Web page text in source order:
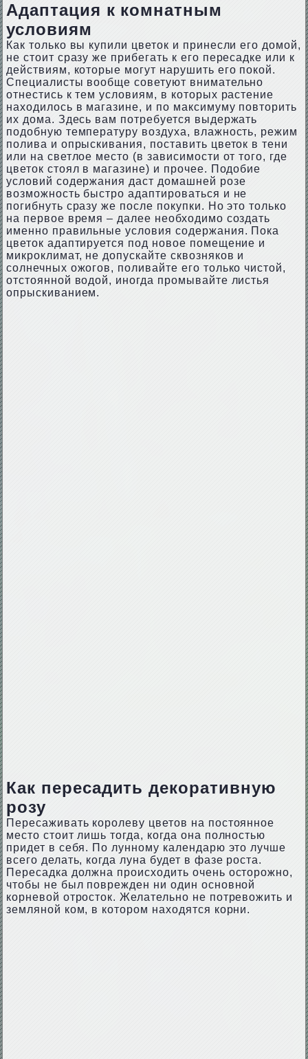
Адаптация к комнатным
условиям
Как только вы купили цветок и принесли его домой,
не стоит сразу же прибегать к его пересадке или к
действиям, которые могут нарушить его покой.
Специалисты вообще советуют внимательно
отнестись к тем условиям, в которых растение
находилось в магазине, и по максимуму повторить
их дома. Здесь вам потребуется выдержать
подобную температуру воздуха, влажность, режим
полива и опрыскивания, поставить цветок в тени
или на светлое место (в зависимости от того, где
цветок стоял в магазине) и прочее. Подобие
условий содержания даст домашней розе
возможность быстро адаптироваться и не
погибнуть сразу же после покупки. Но это только
на первое время – далее необходимо создать
именно правильные условия содержания. Пока
цветок адаптируется под новое помещение и
микроклимат, не допускайте сквозняков и
солнечных ожогов, поливайте его только чистой,
отстоянной водой, иногда промывайте листья
опрыскиванием.
Как пересадить декоративную
розу
Пересаживать королеву цветов на постоянное
место стоит лишь тогда, когда она полностью
придет в себя. По лунному календарю это лучше
всего делать, когда луна будет в фазе роста.
Пересадка должна происходить очень осторожно,
чтобы не был поврежден ни один основной
корневой отросток. Желательно не потревожить и
земляной ком, в котором находятся корни.